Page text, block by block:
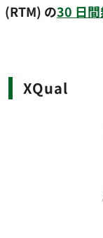
(RTM) の30 日
XQual